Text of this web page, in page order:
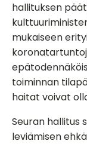
hallituksen
mukaiseen
toiminnan
haitat voivat
Seuran hallitus
leviämisen